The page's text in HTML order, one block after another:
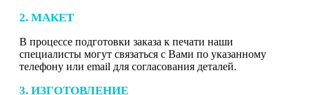
2. МАКЕТ
В процессе подготовки заказа к печати наши
специалисты могут связаться с Вами по указанному
телефону или email для согласования деталей.
3. ИЗГОТОВЛЕНИЕ